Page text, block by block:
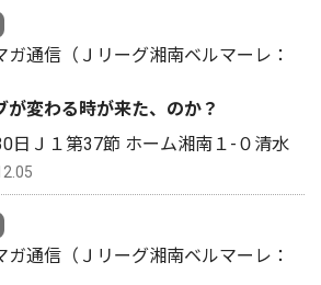
ガ通信（Ｊリーグ湘南ベルマーレ：
が変わる時が来た、のか？
日Ｊ１第37節 ホーム湘南１-０清水
ガ通信（Ｊリーグ湘南ベルマーレ：